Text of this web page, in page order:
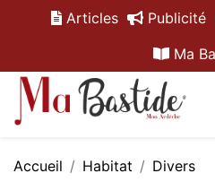
Articles Publicité
Ma
Accueil Habitat Divers